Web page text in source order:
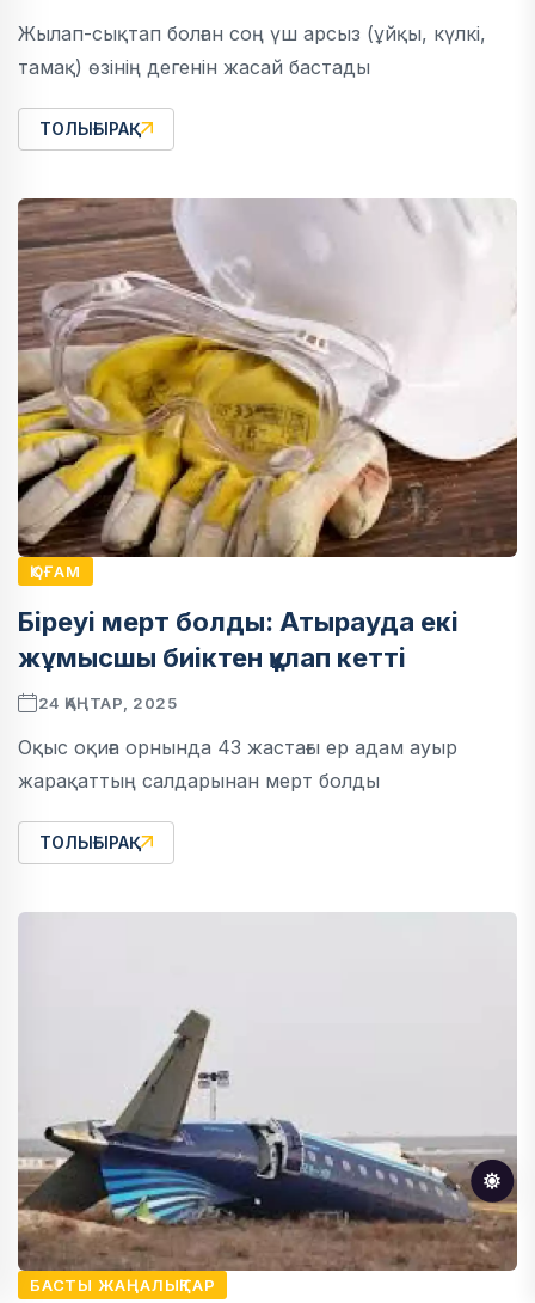
Жылап-сықтап болған соң үш арсыз (ұйқы, күлкі,
тамақ) өзінің дегенін жасай бастады
ТОЛЫҒЫРАҚ
ҚОҒАМ
Біреуі мерт болды: Атырауда екі
жұмысшы биіктен құлап кетті
24 ҚАҢТАР, 2025
Оқыс оқиға орнында 43 жастағы ер адам ауыр
жарақаттың салдарынан мерт болды
ТОЛЫҒЫРАҚ
БАСТЫ ЖАҢАЛЫҚТАР